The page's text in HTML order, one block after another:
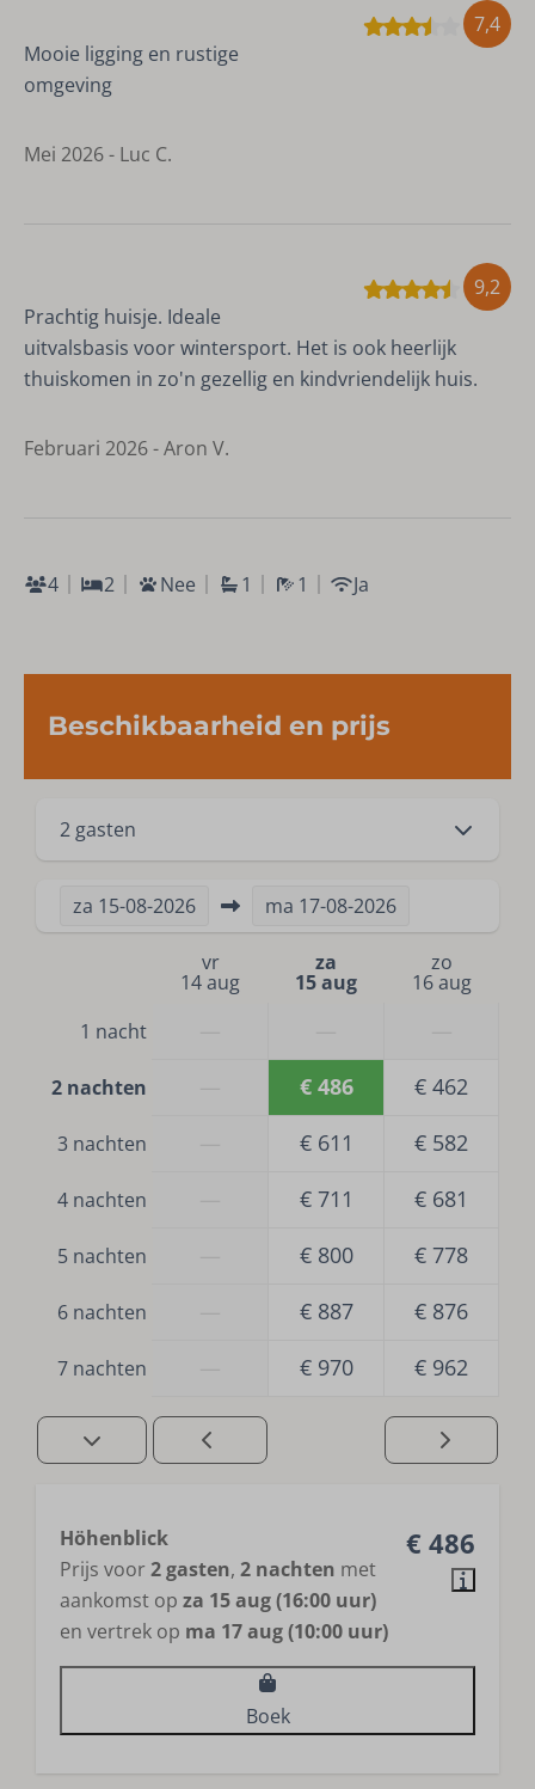
7,4
Mooie ligging en rustige
omgeving
Mei 2026 - Luc C.
9,2
Prachtig huisje. Ideale
uitvalsbasis voor wintersport. Het is ook heerlijk
thuiskomen in zo'n gezellig en kindvriendelijk huis.
Februari 2026 - Aron V.
4 2 Nee 1 1 Ja
Beschikbaarheid en prijs
2 gasten
za 15-08-2026 ma 17-08-2026
vr
14 aug
za
15 aug
zo
16 aug
1 nacht
2 nachten € 486 € 462
3 nachten € 611 € 582
4 nachten € 711 € 681
5 nachten € 800 € 778
6 nachten € 887 € 876
7 nachten € 970 € 962
€ 486
Höhenblick
Prijs voor2 gasten, 2 nachten met
aankomst op za 15 aug (16:00 uur)
en vertrek op ma 17 aug (10:00 uur)
Boek